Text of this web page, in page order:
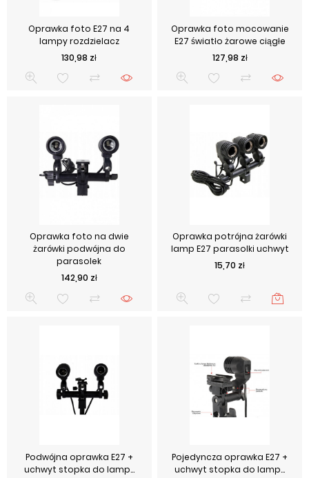
Oprawka foto E27 na 4
lampy rozdzielacz
Cena
130,98 zł
Oprawka foto mocowanie
E27 światło żarowe ciągłe
Cena
127,98 zł
Oprawka foto na dwie
żarówki podwójna do
parasolek
Cena
142,90 zł
Oprawka potrójna żarówki
lamp E27 parasolki uchwyt
Cena
15,70 zł
Podwójna oprawka E27 +
uchwyt stopka do lamp...
Pojedyncza oprawka E27 +
uchwyt stopka do lamp...